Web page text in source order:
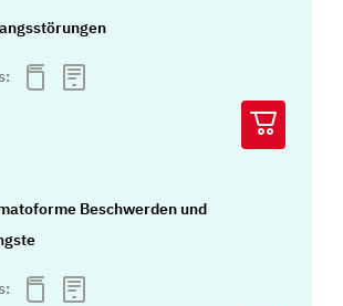
Beschwerden und